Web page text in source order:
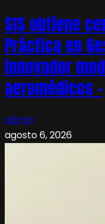
SIS obtiene
Práctica en
innovador
aeromédicos –
admin
agosto 6, 2026